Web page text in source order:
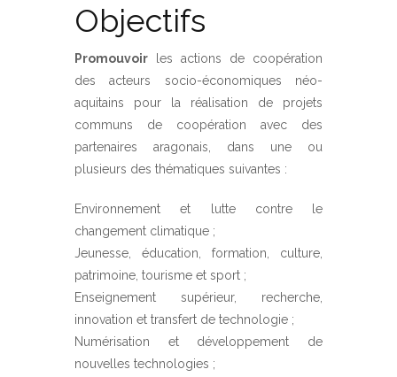
Objectifs
Promouvoir les actions de coopération
des acteurs socio-économiques néo-
aquitains pour la réalisation de projets
communs de coopération avec des
partenaires aragonais, dans une ou
plusieurs des thématiques suivantes :
Environnement et lutte contre le
changement climatique ;
Jeunesse, éducation, formation, culture,
patrimoine, tourisme et sport ;
Enseignement supérieur, recherche,
innovation et transfert de technologie ;
Numérisation et développement de
nouvelles technologies ;